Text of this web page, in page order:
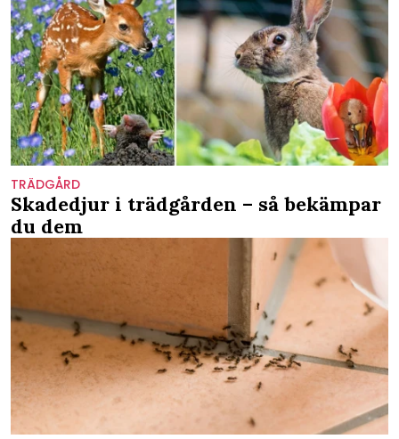
TRÄDGÅRD
Skadedjur i trädgården – så bekämpar
du dem